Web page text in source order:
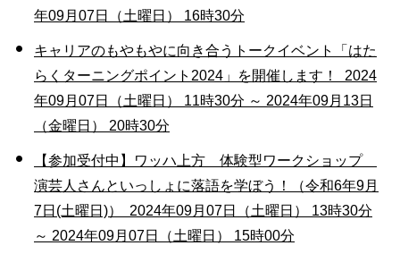
年09月07日（土曜日） 16時30分
キャリアのもやもやに向き合うトークイベント「はた
らくターニングポイント2024」を開催します！ 2024
年09月07日（土曜日） 11時30分 ～ 2024年09月13日
（金曜日） 20時30分
【参加受付中】ワッハ上方 体験型ワークショップ
演芸人さんといっしょに落語を学ぼう！（令和6年9月
7日(土曜日)） 2024年09月07日（土曜日） 13時30分
～ 2024年09月07日（土曜日） 15時00分